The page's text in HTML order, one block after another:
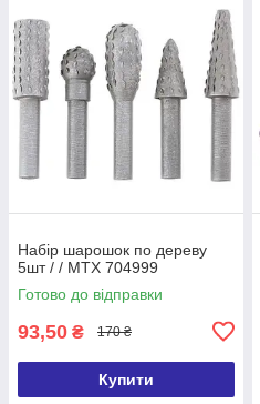
Набір шарошок по дереву
5шт / / MTX 704999
Готово до відправки
93,50 ₴ 170 ₴
Купити